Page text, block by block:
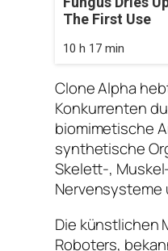
The First Use
10 h 17 min
Clone Alpha
Konkurrenten
biomimetische
synthetische
Skelett-,
Nervensysteme
Die künstlichen
Roboters,